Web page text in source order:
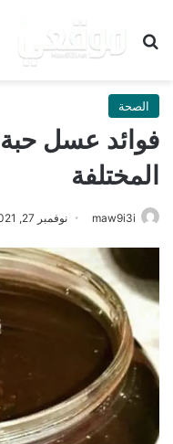
بحث عن
الصحة
فوائد عسل حبة
المختلفة
maw9i3i نوفمبر 27, 2021